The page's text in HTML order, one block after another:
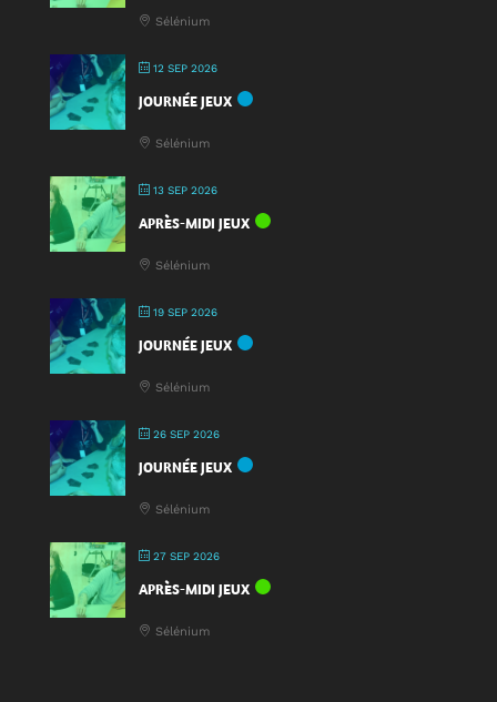
Sélénium
12 SEP 2026
JOURNÉE JEUX
Sélénium
13 SEP 2026
APRÈS-MIDI JEUX
Sélénium
19 SEP 2026
JOURNÉE JEUX
Sélénium
26 SEP 2026
JOURNÉE JEUX
Sélénium
27 SEP 2026
APRÈS-MIDI JEUX
Sélénium